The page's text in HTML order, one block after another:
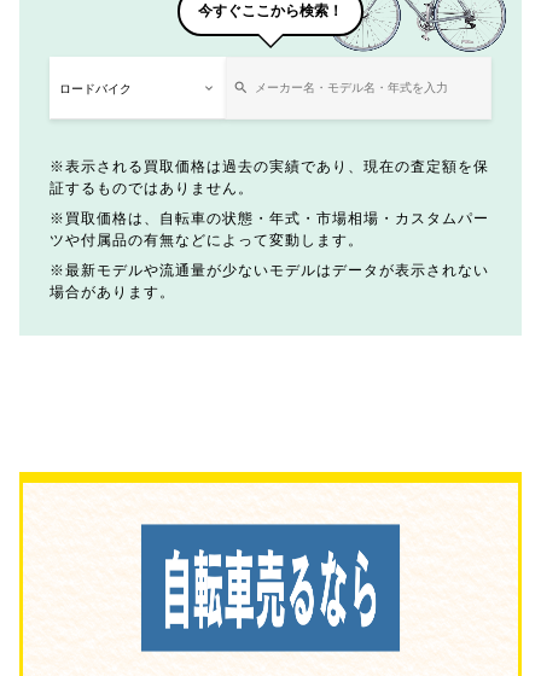
今すぐここから検索！
表示される買取価格は過去の実績であり、現在の査定額を保
証するものではありません。
買取価格は、自転車の状態・年式・市場相場・カスタムパー
ツや付属品の有無などによって変動します。
最新モデルや流通量が少ないモデルはデータが表示されない
場合があります。